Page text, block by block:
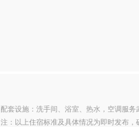
配套设施：洗手间、浴室、热水，空调服
注：以上住宿标准及具体情况为即时发布，